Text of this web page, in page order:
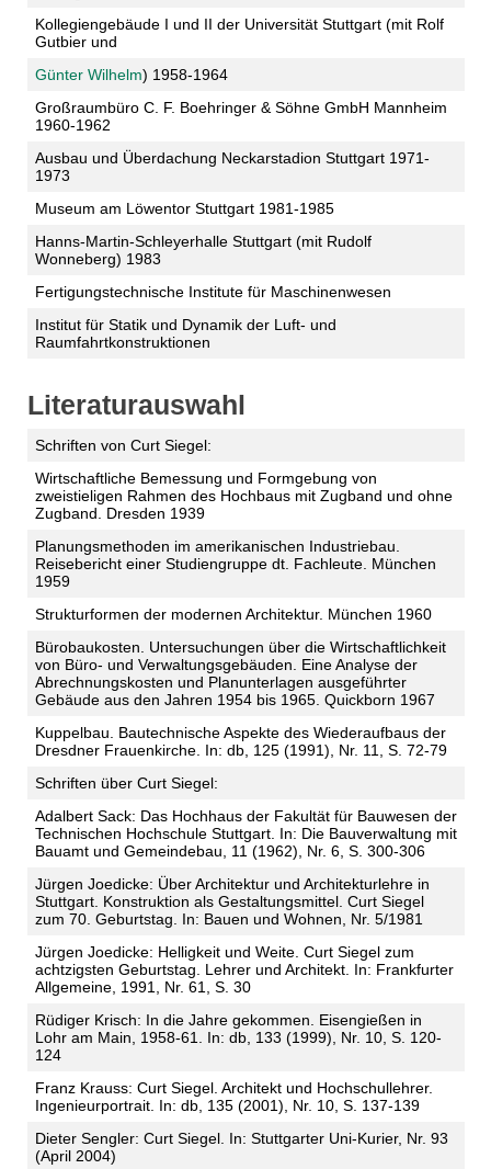
Kollegiengebäude I und II der Universität Stuttgart (mit Rolf
Gutbier und
Günter Wilhelm) 1958-1964
Großraumbüro C. F. Boehringer & Söhne GmbH Mannheim
1960-1962
Ausbau und Überdachung Neckarstadion Stuttgart 1971-
1973
Museum am Löwentor Stuttgart 1981-1985
Hanns-Martin-Schleyerhalle Stuttgart (mit Rudolf
Wonneberg) 1983
Fertigungstechnische Institute für Maschinenwesen
Institut für Statik und Dynamik der Luft- und
Raumfahrtkonstruktionen
Literaturauswahl
Schriften von Curt Siegel:
Wirtschaftliche Bemessung und Formgebung von
zweistieligen Rahmen des Hochbaus mit Zugband und ohne
Zugband. Dresden 1939
Planungsmethoden im amerikanischen Industriebau.
Reisebericht einer Studiengruppe dt. Fachleute. München
1959
Strukturformen der modernen Architektur. München 1960
Bürobaukosten. Untersuchungen über die Wirtschaftlichkeit
von Büro- und Verwaltungsgebäuden. Eine Analyse der
Abrechnungskosten und Planunterlagen ausgeführter
Gebäude aus den Jahren 1954 bis 1965. Quickborn 1967
Kuppelbau. Bautechnische Aspekte des Wiederaufbaus der
Dresdner Frauenkirche. In: db, 125 (1991), Nr. 11, S. 72-79
Schriften über Curt Siegel:
Adalbert Sack: Das Hochhaus der Fakultät für Bauwesen der
Technischen Hochschule Stuttgart. In: Die Bauverwaltung mit
Bauamt und Gemeindebau, 11 (1962), Nr. 6, S. 300-306
Jürgen Joedicke: Über Architektur und Architekturlehre in
Stuttgart. Konstruktion als Gestaltungsmittel. Curt Siegel
zum 70. Geburtstag. In: Bauen und Wohnen, Nr. 5/1981
Jürgen Joedicke: Helligkeit und Weite. Curt Siegel zum
achtzigsten Geburtstag. Lehrer und Architekt. In: Frankfurter
Allgemeine, 1991, Nr. 61, S. 30
Rüdiger Krisch: In die Jahre gekommen. Eisengießen in
Lohr am Main, 1958-61. In: db, 133 (1999), Nr. 10, S. 120-
124
Franz Krauss: Curt Siegel. Architekt und Hochschullehrer.
Ingenieurportrait. In: db, 135 (2001), Nr. 10, S. 137-139
Dieter Sengler: Curt Siegel. In: Stuttgarter Uni-Kurier, Nr. 93
(April 2004)